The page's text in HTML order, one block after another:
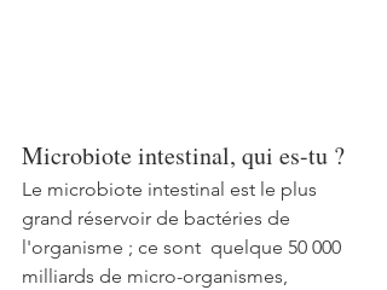
Microbiote intestinal, qui es-tu ?
Le microbiote intestinal est le plus
grand réservoir de bactéries de
l'organisme ; ce sont  quelque 50 000
milliards de micro-organismes,